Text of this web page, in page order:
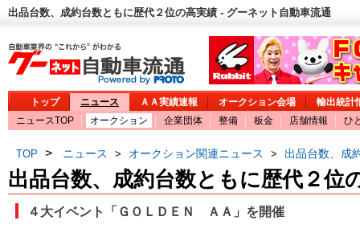
出品台数、成約台数ともに歴代２位の高実績 - グーネット自動車流通
トップ ニュース ＡＡ実績速報 オークション会場
輸出統計
ニュースTOP
オークション 企業団体 整備 板金 店舗情報 ひ
TOP > ニュース > オークション関連ニュース > 出品台数、成
出品台数、成約台数ともに歴代２位
４大イベント「ＧＯＬＤＥＮ ＡＡ」を開催